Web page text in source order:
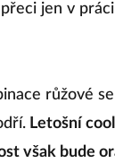
především do
jen v práci
růžové se
Letošní cool